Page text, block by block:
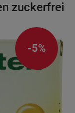
zuckerfrei
-5%